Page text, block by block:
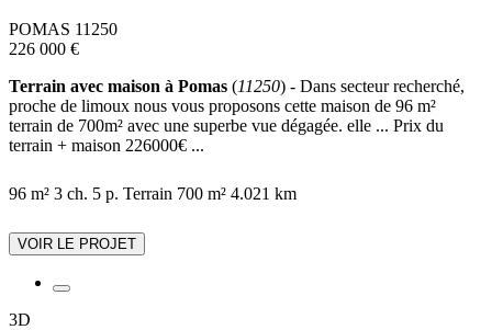
POMAS 11250
226 000 €
Terrain avec maison à Pomas (11250) - Dans secteur recherché,
proche de limoux nous vous proposons cette maison de 96 m²
terrain de 700m² avec une superbe vue dégagée. elle ... Prix du
terrain + maison 226000€ ...
96 m² 3 ch. 5 p. Terrain 700 m² 4.021 km
VOIR LE PROJET
3D